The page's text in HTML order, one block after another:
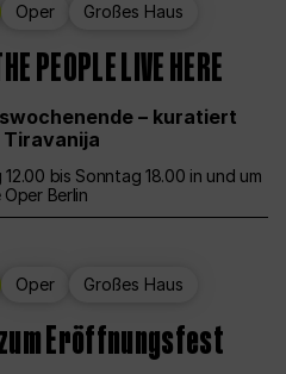
Oper Großes Haus
PEOPLE LIVE HERE
– kuratiert
bis Sonntag 18.00 in und um
Berlin
Oper Großes Haus
Eröffnungsfest